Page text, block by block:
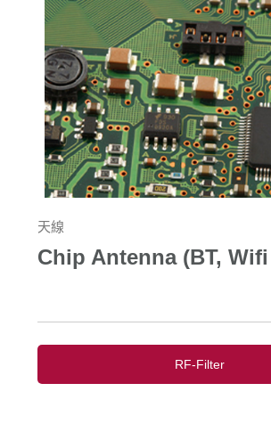
天線
Chip Antenna (BT,
RF-Filter